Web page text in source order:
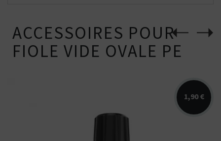
ACCESSOIRES POUR
FIOLE VIDE OVALE PE
1,90 €